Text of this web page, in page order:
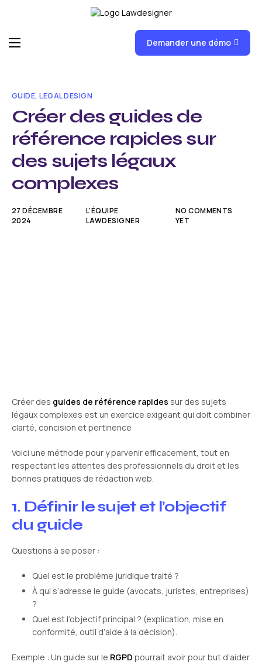
FAQ
News
Formations
Tarifs
Demander une démo
GUIDE,LEGAL DESIGN
Créer des guides de
référence rapides sur
des sujets légaux
complexes
27 DÉCEMBRE
2024
L'ÉQUIPE
LAWDESIGNER
NO COMMENTS
YET
Créer des guides de référence rapides sur des sujets
légaux complexes est un exercice exigeant qui doit combiner
clarté, concision et pertinence
Voici une méthode pour y parvenir efficacement, tout en
respectant les attentes des professionnels du droit et les
bonnes pratiques de rédaction web.
1. Définir le sujet et l’objectif
du guide
Questions à se poser :
Quel est le problème juridique traité ?
À qui s’adresse le guide (avocats, juristes, entreprises)
?
Quel est l’objectif principal ? (explication, mise en
conformité, outil d’aide à la décision).
Exemple : Un guide sur le RGPD pourrait avoir pour but d’aider